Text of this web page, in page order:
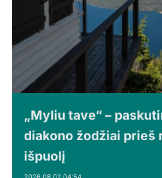
„Myliu tave“ –
diakono žodžiai prieš
išpuolį